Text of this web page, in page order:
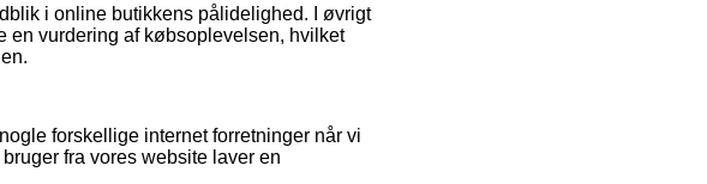
i online butikkens pålidelighed. I øvrigt
en vurdering af købsoplevelsen, hvilket
forskellige internet forretninger når vi
fra vores website laver en